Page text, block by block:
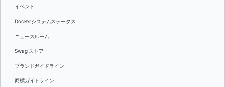
イベント
Dockerシステムステータス
ニュースルーム
Swag ストア
ブランドガイドライン
商標ガイドライン